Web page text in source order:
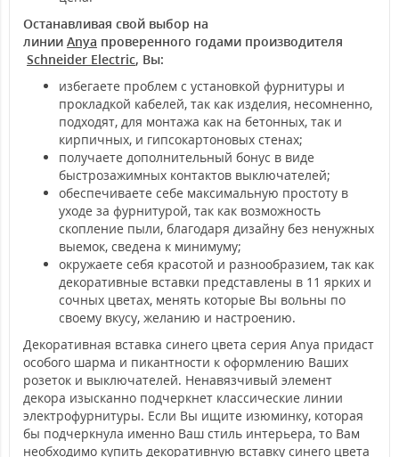
Останавливая свой выбор на
линии Anya проверенного годами производителя
Schneider Electric, Вы:
избегаете проблем с установкой фурнитуры и
прокладкой кабелей, так как изделия, несомненно,
подходят, для монтажа как на бетонных, так и
кирпичных, и гипсокартоновых стенах;
получаете дополнительный бонус в виде
быстрозажимных контактов выключателей;
обеспечиваете себе максимальную простоту в
уходе за фурнитурой, так как возможность
скопление пыли, благодаря дизайну без ненужных
выемок, сведена к минимуму;
окружаете себя красотой и разнообразием, так как
декоративные вставки представлены в 11 ярких и
сочных цветах, менять которые Вы вольны по
своему вкусу, желанию и настроению.
Декоративная вставка синего цвета серия Anya придаст
особого шарма и пикантности к оформлению Ваших
розеток и выключателей. Ненавязчивый элемент
декора изысканно подчеркнет классические линии
электрофурнитуры. Если Вы ищите изюминку, которая
бы подчеркнула именно Ваш стиль интерьера, то Вам
необходимо купить декоративную вставку синего цвета